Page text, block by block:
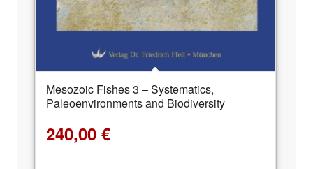
Mesozoic Fishes 3 – Systematics,
Paleoenvironments and Biodiversity
240,00 €